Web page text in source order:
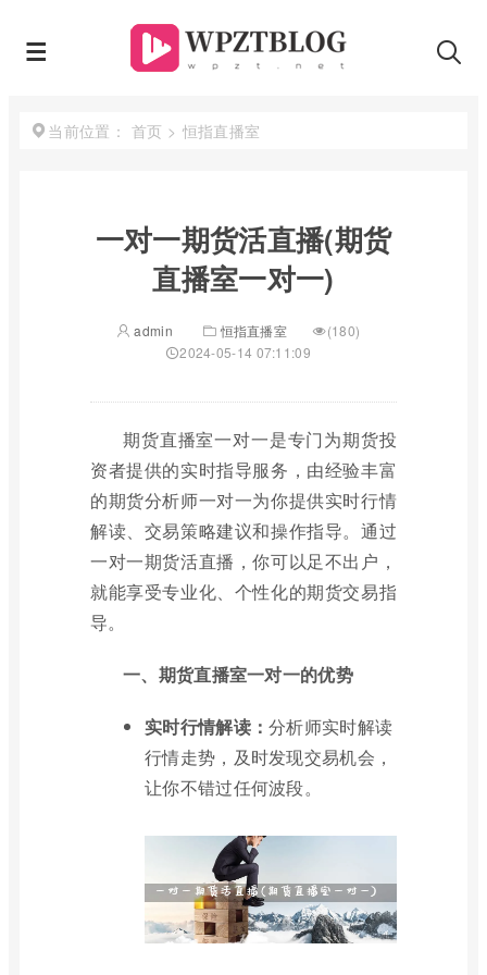
当前位置： 首页 > 恒指直播室
一对一期货活直播(期货
直播室一对一)
admin 恒指直播室
(180)
2024-05-14 07:11:09
期货直播室一对一是专门为期货投
资者提供的实时指导服务，由经验丰富
的期货分析师一对一为你提供实时行情
解读、交易策略建议和操作指导。通过
一对一期货活直播，你可以足不出户，
就能享受专业化、个性化的期货交易指
导。
一、期货直播室一对一的优势
实时行情解读：分析师实时解读
行情走势，及时发现交易机会，
让你不错过任何波段。